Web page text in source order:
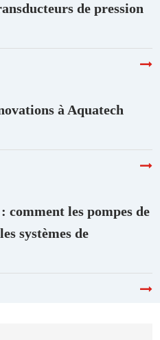
de pression
à Aquatech
comment les pompes de
systèmes de